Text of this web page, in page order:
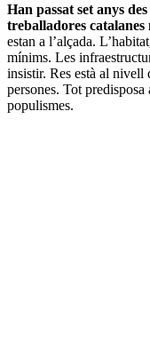
Han passat set anys
treballadores
estan a l’alçada.
mínims. Les
insistir. Res està al nivell
persones. Tot predisposa
populismes.